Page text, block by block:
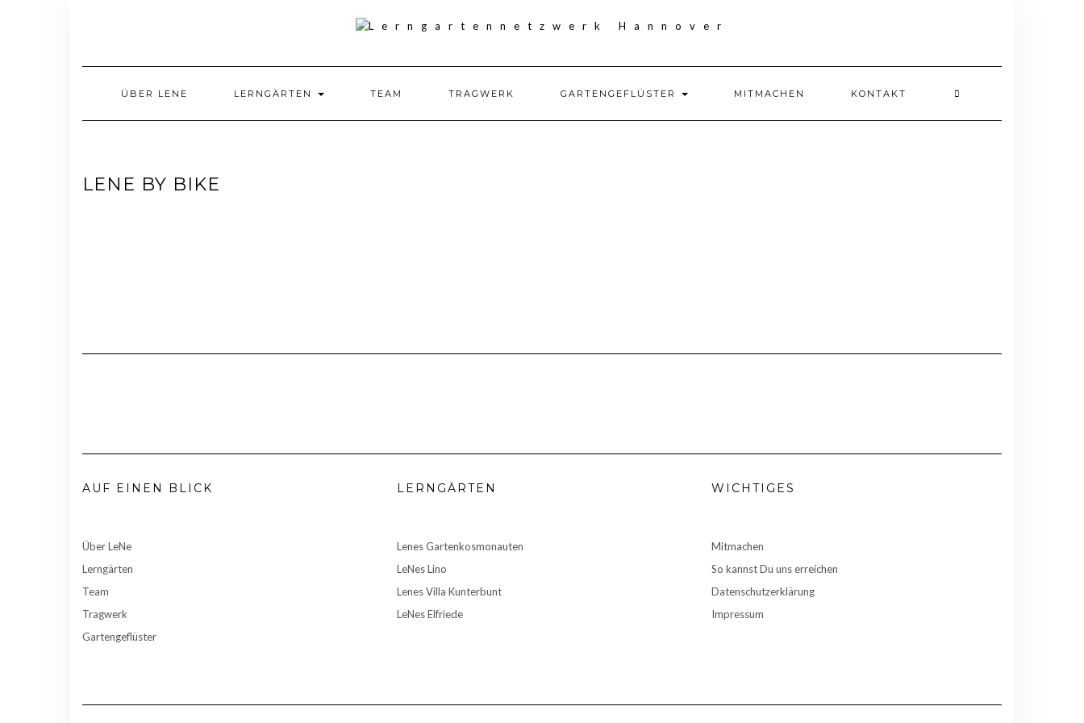
ÜBER LENE LERNGÄRTEN TEAM TRAGWERK GARTENGEFLÜSTER MITMACHEN KONTAKT
LENE BY BIKE
AUF EINEN BLICK
Über LeNe
Lerngärten
Team
Tragwerk
Gartengeflüster
LERNGÄRTEN
Lenes Gartenkosmonauten
LeNes Lino
Lenes Villa Kunterbunt
LeNes Elfriede
WICHTIGES
Mitmachen
So kannst Du uns erreichen
Datenschutzerklärung
Impressum